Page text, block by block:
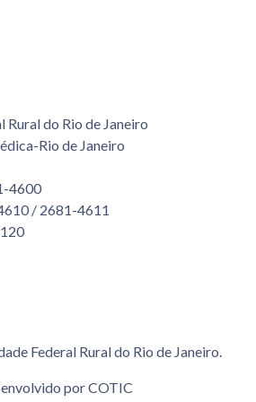
Rural do Rio de Janeiro
Rio de Janeiro
4600
/ 2681-4611
Federal Rural do Rio de Janeiro.
porCOTIC